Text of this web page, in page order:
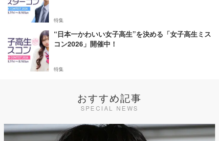
特集
“日本一かわいい女子高生”を決める「女子高生ミス
コン2026」開催中！
特集
おすすめ記事
SPECIAL NEWS